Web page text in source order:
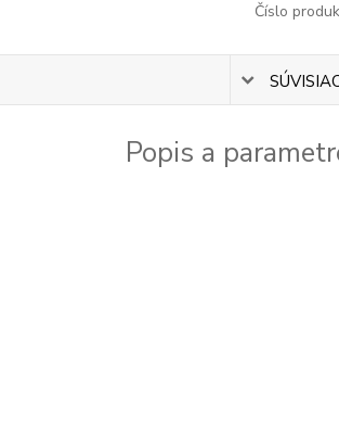
Číslo
Popis a